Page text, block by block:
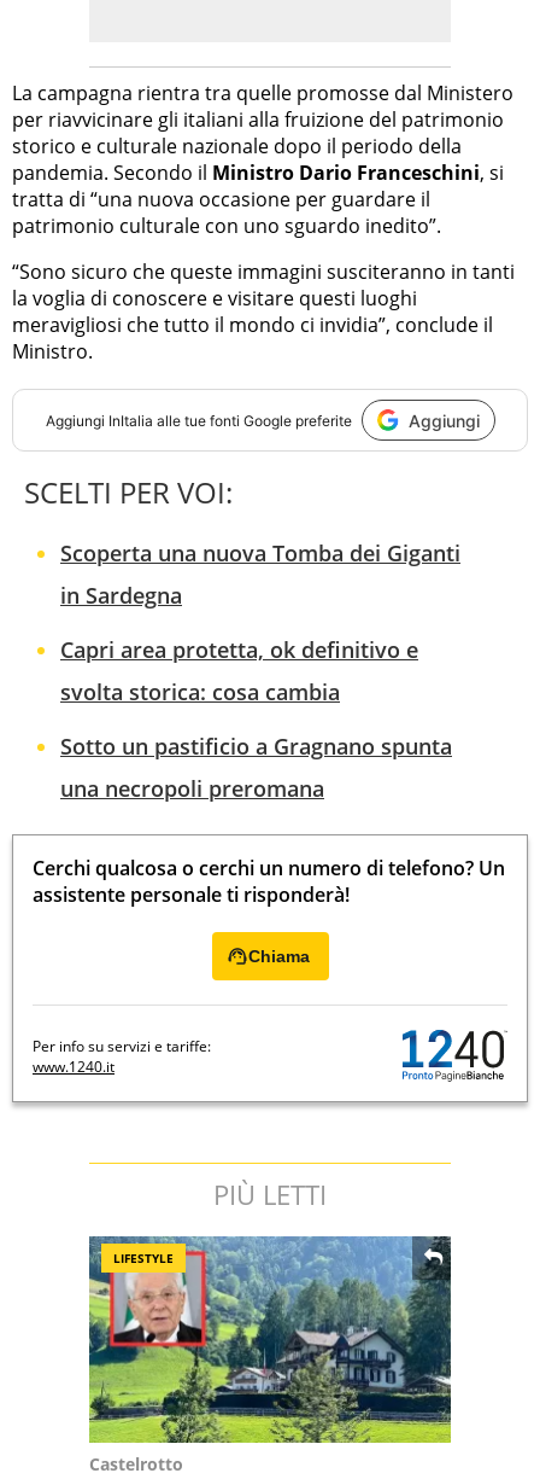
La campagna rientra tra quelle promosse dal Ministero
per riavvicinare gli italiani alla fruizione del patrimonio
storico e culturale nazionale dopo il periodo della
pandemia. Secondo il Ministro Dario Franceschini, si
tratta di “una nuova occasione per guardare il
patrimonio culturale con uno sguardo inedito”.
“Sono sicuro che queste immagini susciteranno in tanti
la voglia di conoscere e visitare questi luoghi
meravigliosi che tutto il mondo ci invidia”, conclude il
Ministro.
Aggiungi InItalia alle tue fonti Google preferite Aggiungi
SCELTI PER VOI:
Scoperta una nuova Tomba dei Giganti
in Sardegna
Capri area protetta, ok definitivo e
svolta storica: cosa cambia
Sotto un pastificio a Gragnano spunta
una necropoli preromana
Cerchi qualcosa o cerchi un numero di telefono? Un
assistente personale ti risponderà!
Chiama
Per info su servizi e tariffe:
www.1240.it
PIÙ LETTI
LIFESTYLE
Castelrotto